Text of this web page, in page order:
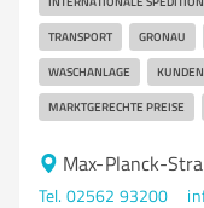
TRANSPORT GRONAU
WASCHANLAGE
MARKTGERECHTE PREISE
Max-Planck-
Tel. 02562 93200